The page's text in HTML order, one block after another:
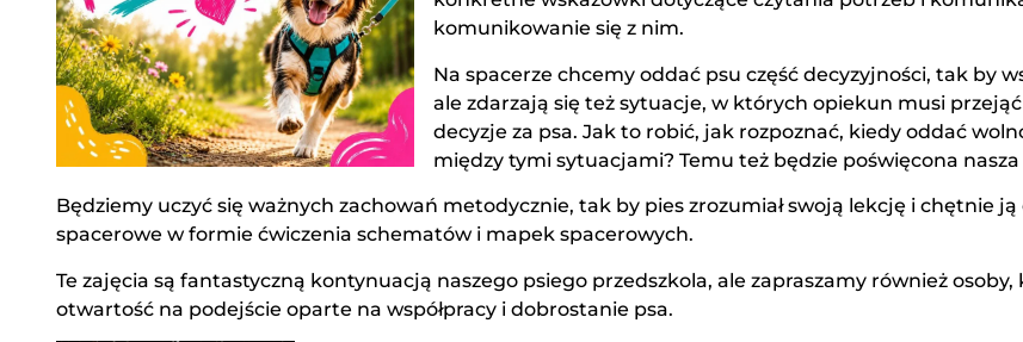
komunikowanie się z nim.
Na spacerze chcemy oddać psu część decyzyjności, tak by
ale zdarzają się też sytuacje, w których opiekun musi
decyzje za psa. Jak to robić, jak rozpoznać, kiedy oddać
między tymi sytuacjami? Temu też będzie poświęcona
Będziemy uczyć się ważnych zachowań metodycznie, tak by pies zrozumiał swoją lekcję i chętnie
spacerowe w formie ćwiczenia schematów i mapek spacerowych.
Te zajęcia są fantastyczną kontynuacją naszego psiego przedszkola, ale zapraszamy również
otwartość na podejście oparte na współpracy i dobrostanie psa.